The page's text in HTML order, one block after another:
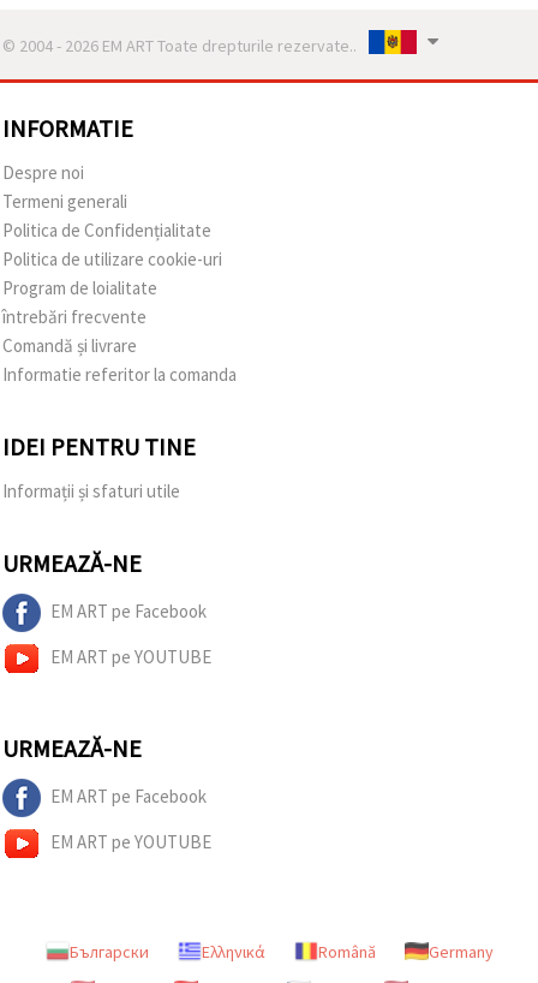
© 2004 - 2026 EM ART Toate drepturile rezervate..
INFORMATIE
Despre noi
Termeni generali
Politica de Confidențialitate
Politica de utilizare cookie-uri
Program de loialitate
întrebări frecvente
Comandă și livrare
Informatie referitor la comanda
IDEI PENTRU TINE
Informații și sfaturi utile
URMEAZĂ-NE
EM ART pe Facebook
EM ART pe YOUTUBE
URMEAZĂ-NE
EM ART pe Facebook
EM ART pe YOUTUBE
Български Ελληνικά Română
Germany